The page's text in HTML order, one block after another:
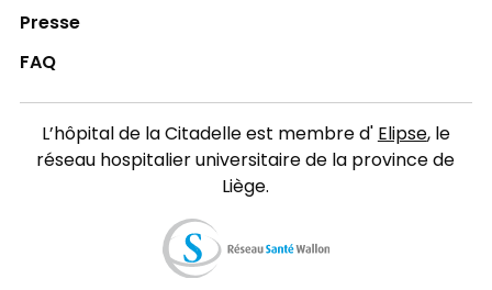
Presse
FAQ
L’hôpital de la Citadelle est membre d'Elipse, le
réseau hospitalier universitaire de la province de
Liège.